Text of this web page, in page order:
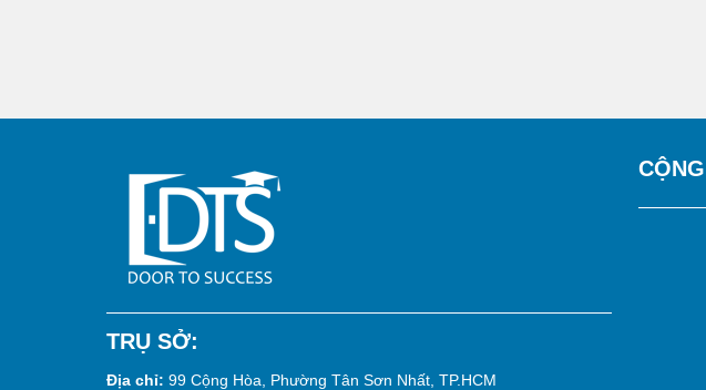
TRỤ SỞ:
Địa chỉ: 99 Cộng Hòa, Phường Tân Sơn Nhất, TP.HCM